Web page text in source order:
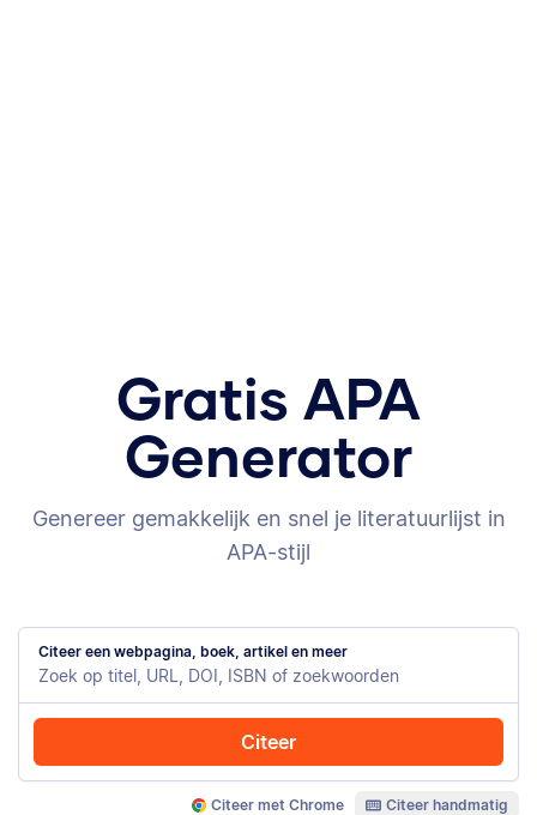
Gratis APA
Generator
Genereer gemakkelijk en snel je literatuurlijst in
APA-stijl
Citeer een webpagina, boek, artikel en meer
Citeer
Citeer met Chrome Citeer handmatig